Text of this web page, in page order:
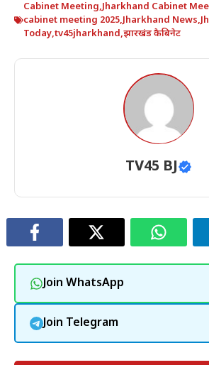
Cabinet Meeting,Jharkhand Cabinet
cabinet meeting 2025,Jharkhand News,
Today,tv45jharkhand,झारखंड कैबिनेट
TV45 BJ
Join WhatsApp
Join Telegram